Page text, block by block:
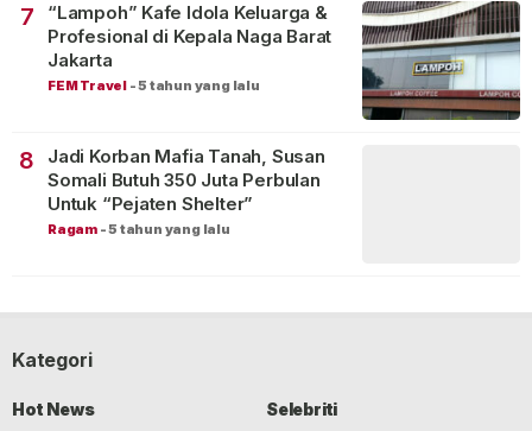
7
“Lampoh” Kafe Idola Keluarga &
Profesional di Kepala Naga Barat
Jakarta
FEM Travel -5 tahun yang lalu
8
Jadi Korban Mafia Tanah, Susan
Somali Butuh 350 Juta Perbulan
Untuk “Pejaten Shelter”
Ragam -5 tahun yang lalu
Kategori
Hot News
Selebriti